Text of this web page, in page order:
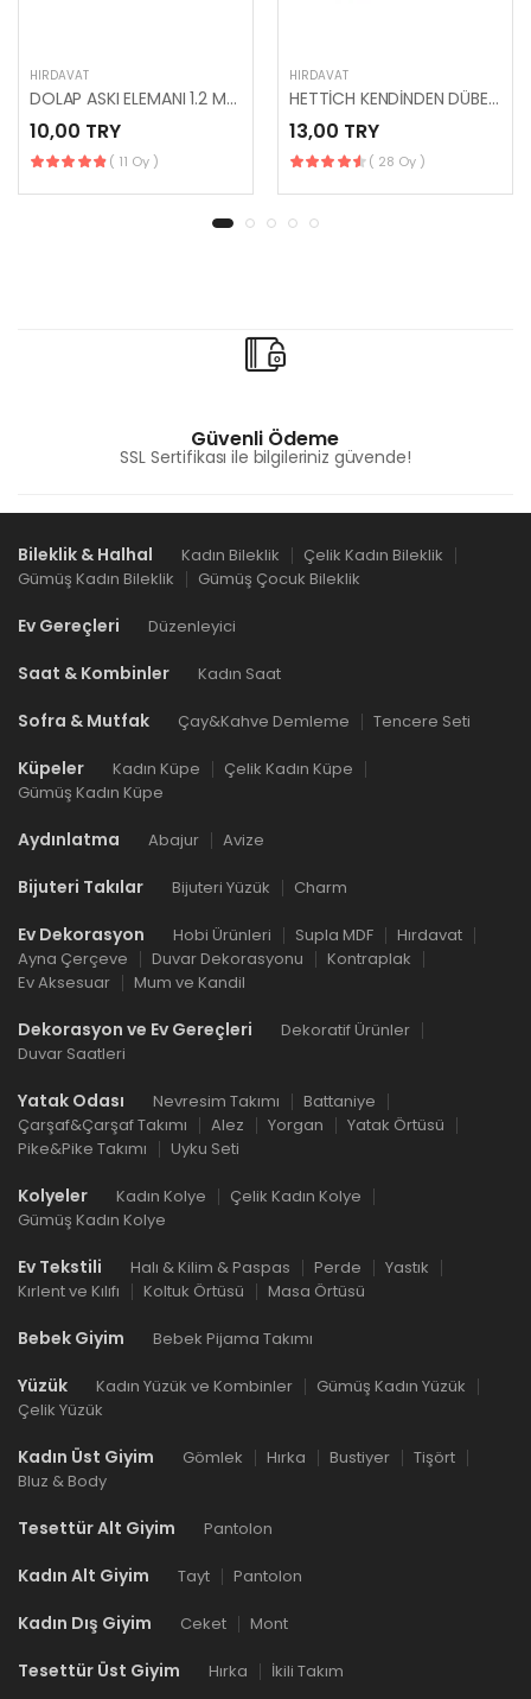
HIRDAVAT
DOLAP ASKI ELEMANI 1.2 MM ( BEYAZ )
10,00 TRY
( 11 Oy )
HIRDAVAT
HETTİCH KENDİNDEN DÜBELLİ MİNİFİX TAKIM ( 10MM )
13,00 TRY
( 28 Oy )
Güvenli Ödeme
SSL Sertifikası ile bilgileriniz güvende!
Bileklik & Halhal Kadın Bileklik
Çelik Kadın Bileklik
Gümüş Kadın Bileklik
Gümüş Çocuk Bileklik
Ev Gereçleri Düzenleyici
Saat & Kombinler Kadın Saat
Sofra & Mutfak Çay&Kahve Demleme Tencere Seti
Küpeler Kadın Küpe
Çelik Kadın Küpe
Gümüş Kadın Küpe
Aydınlatma Abajur Avize
Bijuteri Takılar Bijuteri Yüzük Charm
Ev Dekorasyon Hobi Ürünleri Supla MDF
Hırdavat
Ayna Çerçeve
Duvar Dekorasyonu
Kontraplak
Ev Aksesuar
Mum ve Kandil
Dekorasyon ve Ev Gereçleri
Dekoratif Ürünler
Duvar Saatleri
Yatak Odası Nevresim Takımı
Battaniye
Çarşaf&Çarşaf Takımı
Alez Yorgan
Yatak Örtüsü
Pike&Pike Takımı
Uyku Seti
Kolyeler Kadın Kolye
Çelik Kadın Kolye
Gümüş Kadın Kolye
Ev Tekstili Halı & Kilim & Paspas Perde
Yastık
Kırlent ve Kılıfı
Koltuk Örtüsü Masa Örtüsü
Bebek Giyim Bebek Pijama Takımı
Yüzük Kadın Yüzük ve Kombinler
Gümüş Kadın Yüzük
Çelik Yüzük
Kadın Üst Giyim Gömlek Hırka Bustiyer
Tişört
Bluz & Body
Tesettür Alt Giyim Pantolon
Kadın Alt Giyim Tayt Pantolon
Kadın Dış Giyim Ceket Mont
Tesettür Üst Giyim Hırka İkili Takım